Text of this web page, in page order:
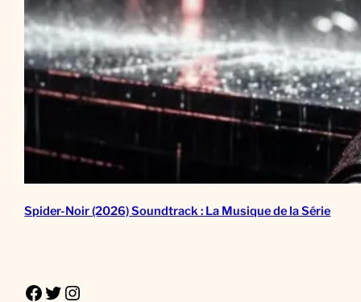
Spider-Noir (2026) Soundtrack : La Musique de la Série
Facebook Twitter Instagram